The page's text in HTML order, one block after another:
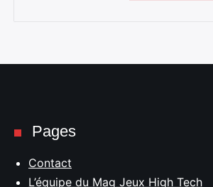
Pages
Contact
L’équipe du Mag Jeux High Tech